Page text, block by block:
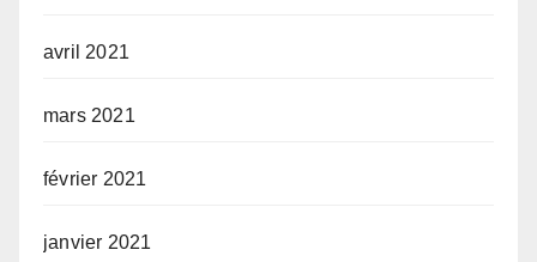
avril 2021
mars 2021
février 2021
janvier 2021